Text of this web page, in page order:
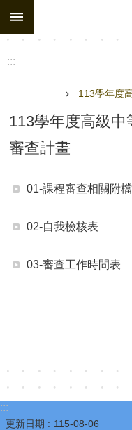
跳到主要內容區塊
:::
113學年度
113學年度高級
審查計畫
01-課程審查相關附檔
02-自我檢核表
03-審查工作時間表
:::
更新日期 115-08-06